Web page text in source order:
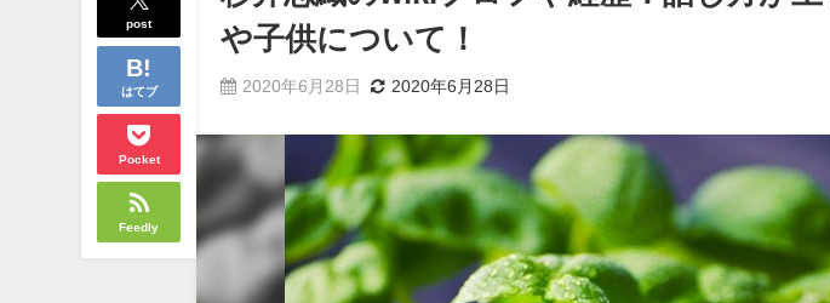
post
はてブ
Pocket
Feedly
や子供について！
2020年6月28日 2020年6月28日